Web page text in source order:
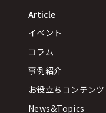
Article
イベント
コラム
事例紹介
お役立ちコンテンツ
News&Topics